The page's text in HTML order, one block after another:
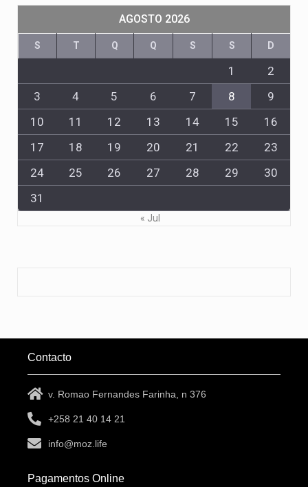
AGOSTO 2026
S T Q Q S S D
1
2
3
4 5 6 7 8
9
10
11 12 13 14 15
16
17
18 19 20 21 22
23
24
25 26 27 28 29
30
31
« Jul
Contacto
v. Romao Fernandes Farinha, n 376
+258 21 40 14 21
info@moz.life
Pagamentos Online